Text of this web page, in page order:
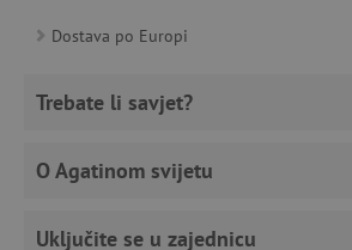
Dostava po Europi
Trebate li savjet?
O Agatinom svijetu
Uključite se u zajednicu